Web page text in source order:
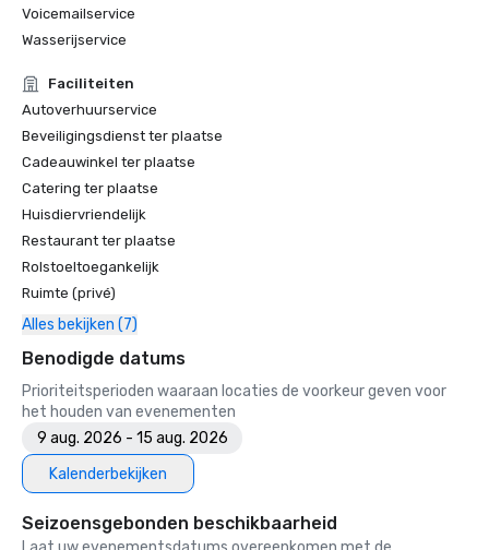
beste voorzieningen
• Reisgids Forbes — 1 van de 15 hotels met onvergetelijke
• SF Gate — Het beste van de Bay Area — 5 beste hotels
• OpenTable — Een van de 12 mooiste restaurants in SF
• Bestemming die ik doe — Een van de 6 beste LGBTQ+-
trouwbestemmingen in de VS (toplijst)
• Insidehook — Beste hotelbar in SF
• SF Travel — Best beoordeelde luxe hotels in SF
• Timeout — Een van de beste luxe hotels in SF
2023
• Tijdschrift voor reizen en vrije tijd - Beste hotel in SF
Voicemailservice
Wasserijservice
Faciliteiten
Autoverhuurservice
Beveiligingsdienst ter plaatse
Cadeauwinkel ter plaatse
Catering ter plaatse
Huisdiervriendelijk
Restaurant ter plaatse
Rolstoeltoegankelijk
Ruimte (privé)
Alles bekijken (7)
Benodigde datums
Prioriteitsperioden waaraan locaties de voorkeur geven voor
het houden van evenementen
9 aug. 2026 - 15 aug. 2026
Kalenderbekijken
Seizoensgebonden beschikbaarheid